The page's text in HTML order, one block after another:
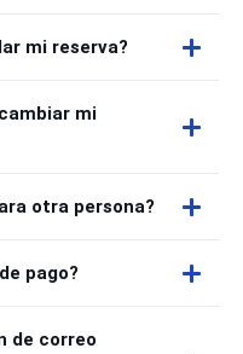
mi reserva?
mi
otra persona?
pago?
de correo